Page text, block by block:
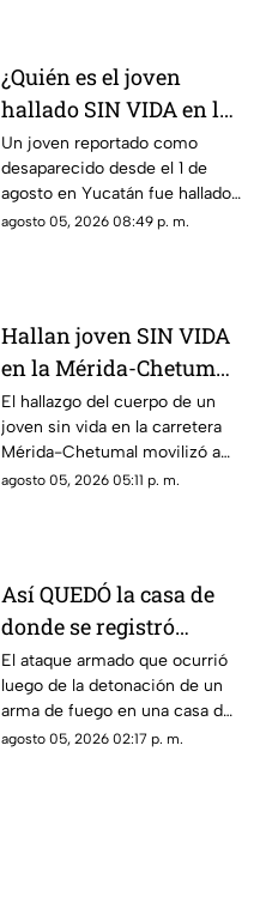
¿Quién es el joven
hallado SIN VIDA en la
Mérida-Chetumal? Esto
se sabe
Un joven reportado como
desaparecido desde el 1 de
agosto en Yucatán fue hallado
sin vida en la carretera Mérida-
agosto 05, 2026 08:49 p. m.
Hallan joven SIN VIDA
en la Mérida-Chetumal;
el mal olor alertó a los
automovilistas
El hallazgo del cuerpo de un
joven sin vida en la carretera
Mérida-Chetumal movilizó a
las autoridades durante este
agosto 05, 2026 05:11 p. m.
Así QUEDÓ la casa de
donde se registró
anoche ocurrió un
ATAQUE ARM4DO y
hombre bal3ado
El ataque armado que ocurrió
luego de la detonación de un
arma de fuego en una casa de
la colonia Mercedes Barrera,
agosto 05, 2026 02:17 p. m.